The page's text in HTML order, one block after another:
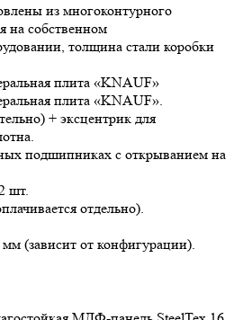
из многоконтурного
на собственном
толщина стали коробки
плита «KNAUF»
плита «KNAUF».
+ эксцентрик для
подшипниках с открыванием на
шт.
отдельно).
(зависит от конфигурации).